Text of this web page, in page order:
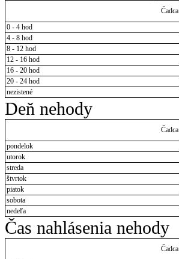
Čadca
0 - 4 hod
4 - 8 hod
8 - 12 hod
12 - 16 hod
16 - 20 hod
20 - 24 hod
nezistené
Deň nehody
Čadca
pondelok
utorok
streda
štvrtok
piatok
sobota
nedeľa
Čas nahlásenia nehody
Čadca